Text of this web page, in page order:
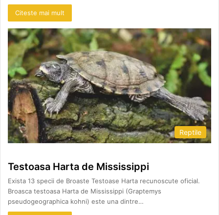
Citeste mai mult
Reptile
Testoasa Harta de Mississippi
Exista 13 specii de Broaste Testoase Harta recunoscute oficial.
Broasca testoasa Harta de Mississippi (Graptemys
pseudogeographica kohni) este una dintre…